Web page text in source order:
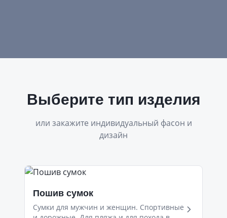
Выберите тип изделия
или закажите индивидуальный фасон и
дизайн
Пошив сумок
Сумки для мужчин и женщин. Спортивные